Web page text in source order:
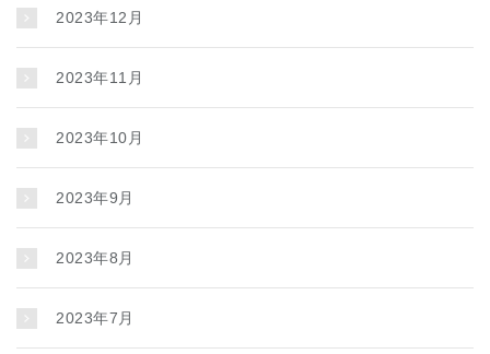
2023年12月
2023年11月
2023年10月
2023年9月
2023年8月
2023年7月